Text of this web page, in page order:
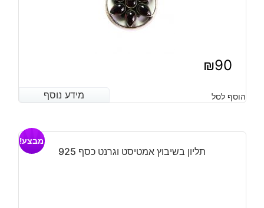
₪90
מידע נוסף הוסף לסל מידע נוסף
תליון בשיבוץ אמטיסט וגרנט כסף 925
מבצע!